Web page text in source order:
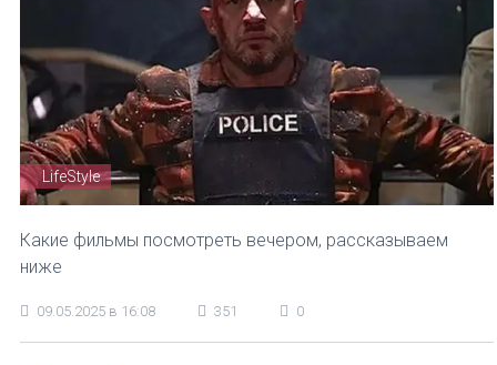
LifeStyle
Какие фильмы посмотреть вечером, рассказываем
ниже
09.05.2025 в 16:08 351 0